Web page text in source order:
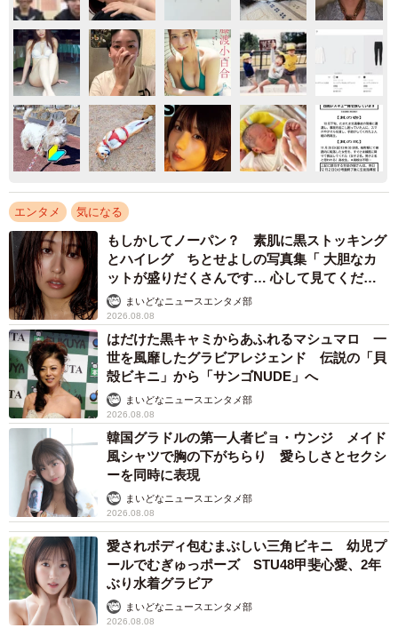
エンタメ 気になる
もしかしてノーパン？ 素肌に黒ストッキング
とハイレグ ちとせよしの写真集「 大胆なカ
ットが盛りだくさんです… 心して見てくださ
い」まいどなニュースエンタメ部
2026.08.08
はだけた黒キャミからあふれるマシュマロ 一
世を風靡したグラビアレジェンド 伝説の「貝
殻ビキニ」から「サンゴNUDE」へ
まいどなニュースエンタメ部
2026.08.08
韓国グラドルの第一人者ピョ・ウンジ メイド
風シャツで胸の下がちらり 愛らしさとセクシ
ーを同時に表現
まいどなニュースエンタメ部
2026.08.08
愛されボディ包むまぶしい三角ビキニ 幼児プ
ールでむぎゅっポーズ STU48甲斐心愛、2年
ぶり水着グラビア
まいどなニュースエンタメ部
2026.08.08